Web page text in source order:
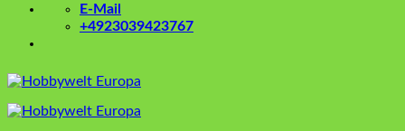
E-Mail
+4923039423767